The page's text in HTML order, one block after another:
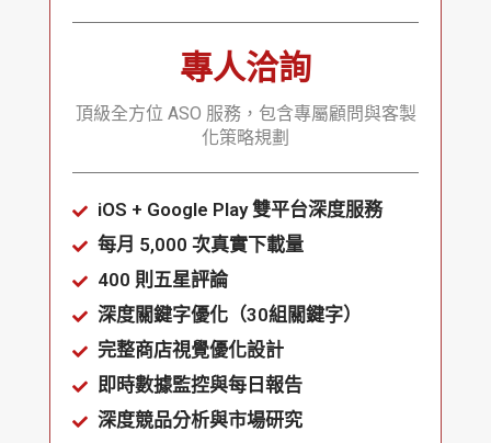
專人洽詢
頂級全方位 ASO 服務，包含專屬顧問與客製
化策略規劃
iOS + Google Play 雙平台深度服務
每月 5,000 次真實下載量
400 則五星評論
深度關鍵字優化（30組關鍵字）
完整商店視覺優化設計
即時數據監控與每日報告
深度競品分析與市場研究